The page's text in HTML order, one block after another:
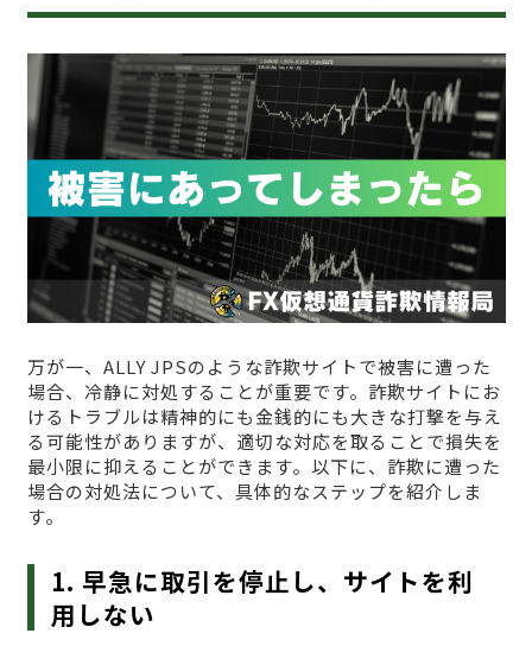
万が一、ALLY JPSのような詐欺サイトで被害に遭った
場合、冷静に対処することが重要です。詐欺サイトにお
けるトラブルは精神的にも金銭的にも大きな打撃を与え
る可能性がありますが、適切な対応を取ることで損失を
最小限に抑えることができます。以下に、詐欺に遭った
場合の対処法について、具体的なステップを紹介しま
す。
1. 早急に取引を停止し、サイトを利
用しない